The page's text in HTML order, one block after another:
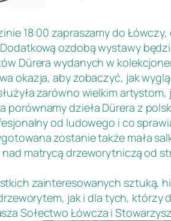
18:00 zapraszamy do
ozdobą wystawy
Dürera wydanych w
okazja, aby zobaczyć, jak
zarówno wielkim
porównamy dzieła Dürera z
od ludowego i co
zostanie także mała
nad matrycą drzeworytniczą od
zainteresowanych sztuką,
jak i dla tych, którzy
Sołectwo Łówcza i